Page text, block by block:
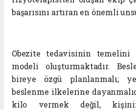
başarısını artıran en önemli
Obezite tedavisinin temelini
modeli oluşturmaktadır.
bireye özgü planlanmalı;
beslenme ilkelerine
kilo vermek değil,